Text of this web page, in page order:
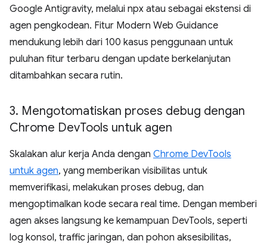
Google Antigravity, melalui npx atau sebagai ekstensi di
agen pengkodean. Fitur Modern Web Guidance
mendukung lebih dari 100 kasus penggunaan untuk
puluhan fitur terbaru dengan update berkelanjutan
ditambahkan secara rutin.
3. Mengotomatiskan proses debug dengan
Chrome DevTools untuk agen
Skalakan alur kerja Anda dengan Chrome DevTools
untuk agen, yang memberikan visibilitas untuk
memverifikasi, melakukan proses debug, dan
mengoptimalkan kode secara real time. Dengan memberi
agen akses langsung ke kemampuan DevTools, seperti
log konsol, traffic jaringan, dan pohon aksesibilitas,